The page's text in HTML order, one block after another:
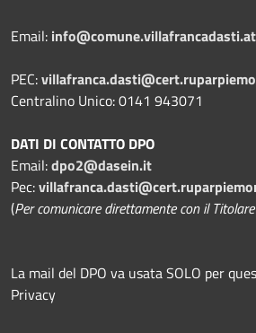
Email:
PEC:
Centralino Unico: 0141 943071
DATI DI CONTATTO DPO
Email:dpo2@dasein.it
Pec:
(Per comunicare direttamente con il
La mail del DPO va usata SOLO per
Privacy